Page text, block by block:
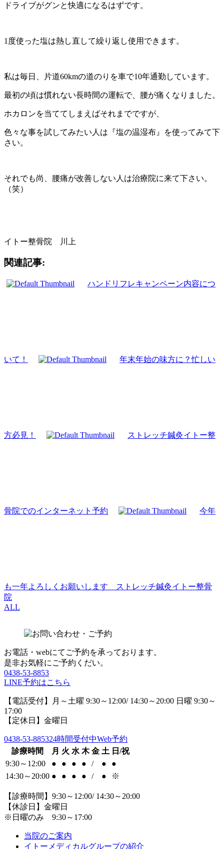
ドライブがグンと快適になるはずです。
1度使った塩は熱し直して繰り返し使用できます。
私は毎日、片道60kmの道のりを車で10年通勤しています。
最初の頃は慣れない長時間の運転で、腰が痛くなりました。
ホカロンを当ててしまえばそれまでですが、
色々な事を試してみたい人は『塩の温湿布』を使ってみて下
さい。
それでも尚、腰痛が改善しない人は治療院に来て下さい。
（笑）
イトー整骨院 川上
関連記事:
ハンドリフレキャンペーン内容につ
いて！ 年末年始の味方に？忙しい
方必見！ ストレッチ鍼灸イトー整
骨院でのインターネット予約 今年
も一年よろしくお願いします ストレッチ鍼灸イトー整骨
院
ALL
お電話・webにてご予約を承っております。
是非お気軽にご予約くだい。
0438-53-8853
LINE予約はこちら
【電話受付】月～土曜 9:30～12:00/ 14:30～20:00 日曜 9:30～
17:00
【定休日】金曜日
0438-53-885324時間受付中Web予約
診療時間
月 火 水 木 金 土 日/祝
9:30～12:00
● ● ● ● / ●
●
14:30～20:00 ● ● ● ● / ● ※
【診療時間】9:30～12:00/ 14:30～20:00
【休診日】金曜日
※日曜のみ 9:30～17:00
当院のご案内
イトーメディカルグループの紹介